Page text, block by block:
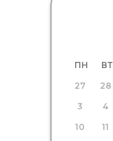
ПН ВТ
27
28
3
4
10
11